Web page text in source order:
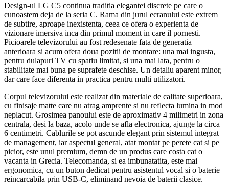
Design-ul LG C5 continua traditia elegantei discrete pe care o
cunoastem deja de la seria C. Rama din jurul ecranului este extrem
de subtire, aproape inexistenta, ceea ce ofera o experienta de
vizionare imersiva inca din primul moment in care il pornesti.
Picioarele televizorului au fost redesenate fata de generatia
anterioara si acum ofera doua pozitii de montare: una mai ingusta,
pentru dulapuri TV cu spatiu limitat, si una mai lata, pentru o
stabilitate mai buna pe suprafete deschise. Un detaliu aparent minor,
dar care face diferenta in practica pentru multi utilizatori.
Corpul televizorului este realizat din materiale de calitate superioara,
cu finisaje matte care nu atrag amprente si nu reflecta lumina in mod
neplacut. Grosimea panoului este de aproximativ 4 milimetri in zona
centrala, desi la baza, acolo unde se afla electronica, ajunge la circa
6 centimetri. Cablurile se pot ascunde elegant prin sistemul integrat
de management, iar aspectul general, atat montat pe perete cat si pe
picior, este unul premium, demn de un produs care costa cat o
vacanta in Grecia. Telecomanda, si ea imbunatatita, este mai
ergonomica, cu un buton dedicat pentru asistentul vocal si o baterie
reincarcabila prin USB-C, eliminand nevoia de baterii clasice.